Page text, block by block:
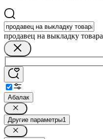
продавец на выкладку товара
Абалак
Другие параметры1